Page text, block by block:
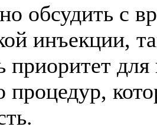
обсудить с
инъекции,
приоритет
процедур,